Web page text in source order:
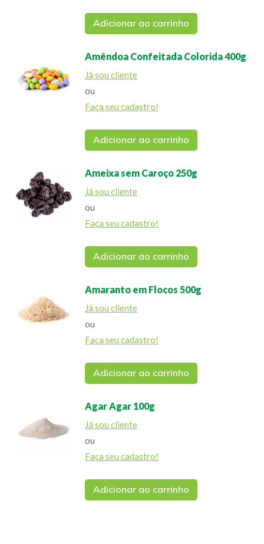
Adicionar ao carrinho
Amêndoa Confeitada Colorida 400g
Já sou cliente
ou
Faça seu cadastro!
Adicionar ao carrinho
Ameixa sem Caroço 250g
Já sou cliente
ou
Faça seu cadastro!
Adicionar ao carrinho
Amaranto em Flocos 500g
Já sou cliente
ou
Faça seu cadastro!
Adicionar ao carrinho
Agar Agar 100g
Já sou cliente
ou
Faça seu cadastro!
Adicionar ao carrinho